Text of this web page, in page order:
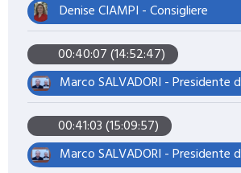
Denise CIAMPI - Consigliere
00:40:07 (14:52:47)
Marco SALVADORI - Presidente
00:41:03 (15:09:57)
Marco SALVADORI - Presidente